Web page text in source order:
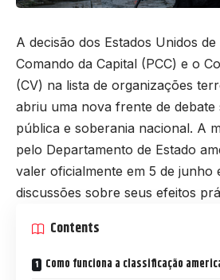
A decisão dos Estados Unidos
Comando da Capital (PCC) e o
(CV) na lista de organizações
abriu uma nova frente de
pública e soberania nacional. A
pelo Departamento de Estado
valer oficialmente em 5 de junho
discussões sobre seus efeitos
Contents
Como funciona a classificação